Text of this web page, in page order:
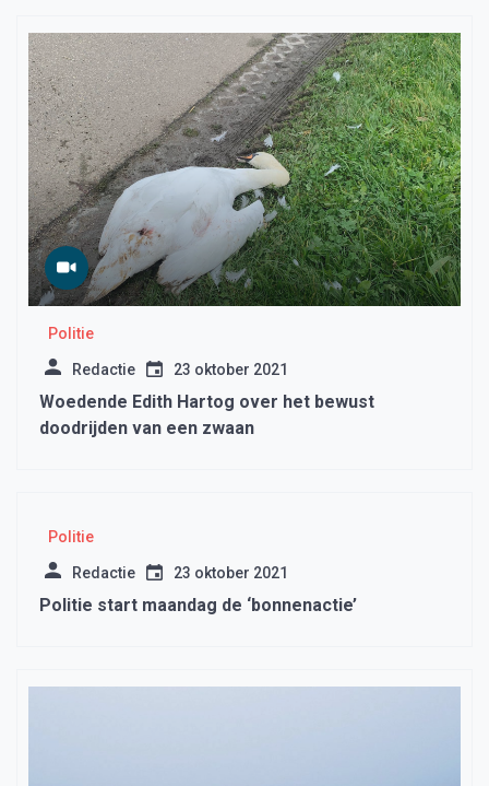
Politie
Redactie 23 oktober 2021
Woedende Edith Hartog over het bewust
doodrijden van een zwaan
Politie
Redactie 23 oktober 2021
Politie start maandag de ‘bonnenactie’